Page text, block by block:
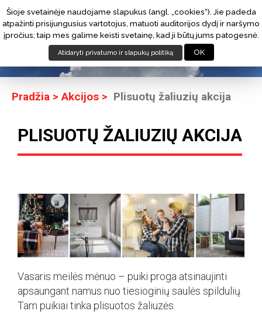
Informacija
Greitos nuorodos
Lietuvių k.
Pradžia >Akcijos Plisuotų žaliuzių akcija
PLISUOTŲ ŽALIUZIŲ AKCIJA
Vasaris meilės mėnuo – puiki proga atsinaujinti
apsaungant namus nuo tiesioginių saulės spildulių.
Tam puikiai tinka plisuotos žaliuzės.
Šioje svetainėje naudojame slapukus (angl. „cookies“). Jie padeda
atpažinti prisijungusius vartotojus, matuoti auditorijos dydį ir naršymo
įpročius; taip mes galime keisti svetainę, kad ji būtų jums patogesnė.
Atidaryti privatumo ir slapukų politiką OK